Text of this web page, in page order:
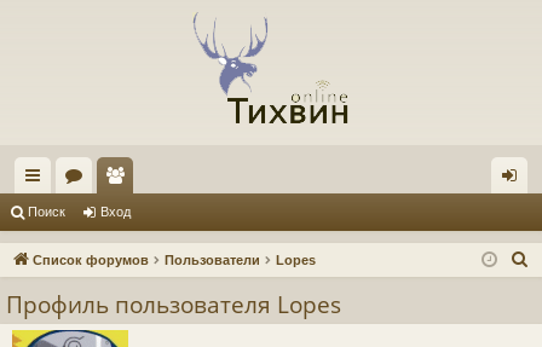
с
ы
и
ум
ол
ьз
ат
д
Поиск Вход
Список форумов Пользователи Lopes
Профиль пользователя Lopes